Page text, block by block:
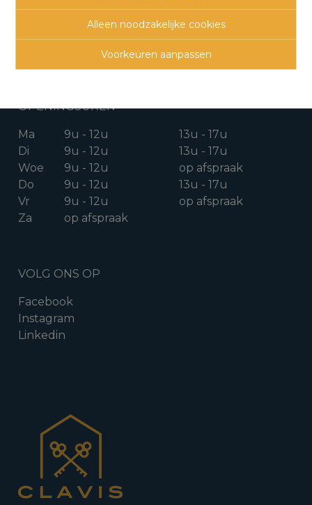
Alleen noodzakelijke cookies
Voorkeuren aanpassen
info@clavisvastgoed.be
OPENINGSUREN
Ma 9u - 12u
13u - 17u
Di
9u - 12u
13u - 17u
Woe
9u - 12u
op afspraak
Do
9u - 12u
13u - 17u
Vr
9u - 12u
op afspraak
Za
op afspraak
VOLG ONS OP
Facebook
Instagram
Linkedin